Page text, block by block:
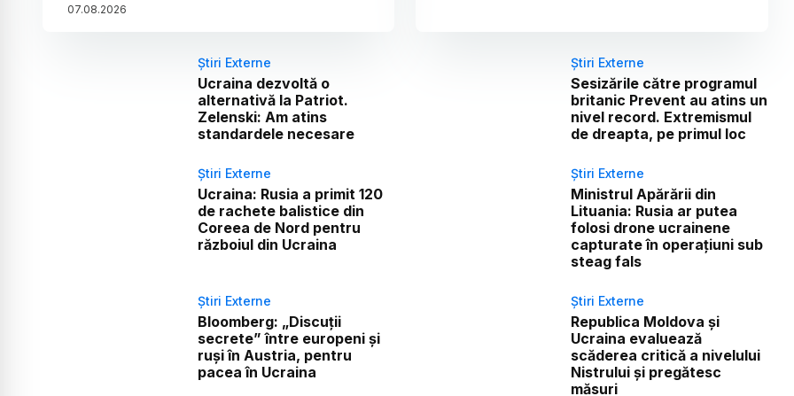
07.08.2026
Știri Externe
Ucraina dezvoltă o
alternativă la Patriot.
Zelenski: Am atins
standardele necesare
Știri Externe
Sesizările către programul
britanic Prevent au atins un
nivel record. Extremismul
de dreapta, pe primul loc
Știri Externe
Ucraina: Rusia a primit 120
de rachete balistice din
Coreea de Nord pentru
războiul din Ucraina
Știri Externe
Ministrul Apărării din
Lituania: Rusia ar putea
folosi drone ucrainene
capturate în operațiuni sub
steag fals
Știri Externe
Bloomberg: „Discuții
secrete” între europeni și
ruși în Austria, pentru
pacea în Ucraina
Știri Externe
Republica Moldova și
Ucraina evaluează
scăderea critică a nivelului
Nistrului și pregătesc
măsuri